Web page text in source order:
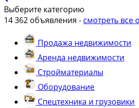
Выберите категорию
14 362 объявления - смотреть все
Продажа недвижимости
Аренда недвижимости
Стройматериалы
Оборудование
Спецтехника и грузовики